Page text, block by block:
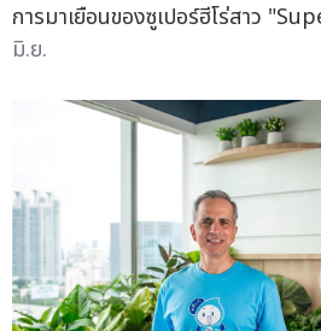
การมาเยือนของซูเปอร์ฮีโร่สาว
มิ.ย.